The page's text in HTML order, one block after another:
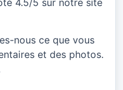
4.5/5 sur notre site
nous ce que vous
et des photos.